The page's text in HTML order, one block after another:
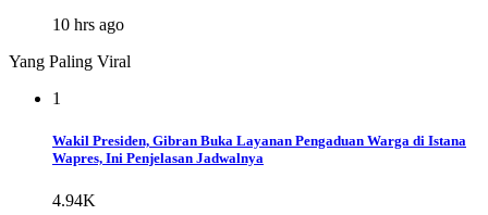
10 hrs ago
Yang Paling Viral
1
Wakil Presiden, Gibran Buka Layanan Pengaduan Warga di Istana
Wapres, Ini Penjelasan Jadwalnya
4.94K